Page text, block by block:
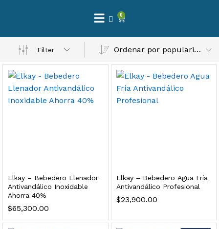
0
Filter Ordenar por popularidad
Elkay – Bebedero Llenador
Antivandálico Inoxidable
Ahorra 40%
$65,300.00
Elkay – Bebedero Agua Fría
Antivandálico Profesional
$23,900.00
– Máxima Calidad En Filtración
3,900.00
al carrito
al carrito
Esterilizador UV 25 Watts 4 Pines